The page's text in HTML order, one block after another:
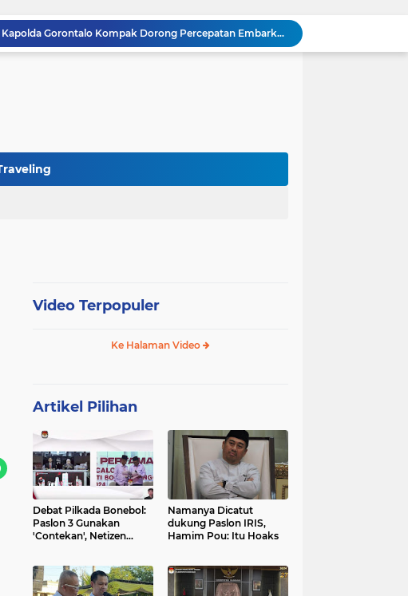
Satker Polda Gorontalo Borong Penghargaan Treasury Award 2025 dari Kanwil DJPb
Kapolda Gorontalo Irjen Pol Widodo: Transparansi Anggaran Jadi Prioritas Utama
Arahan Lengkap Kapolda Gorontalo soal Izin, Operasi Terpusat, dan Kesehatan Anggota
Video Terpopuler
Ke Halaman Video
Artikel Pilihan
Debat Pilkada Bonebol:
Paslon 3 Gunakan
'Contekan', Netizen
Namanya Dicatut
dukung Paslon IRIS,
Hamim Pou: Itu Hoaks